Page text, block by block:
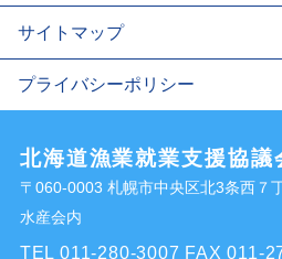
サイトマップ
プライバシーポリシー
北海道漁業就業支援協議
〒060-0003 札幌市中央区北3条西７
水産会内
TEL 011-280-3007 FAX 011-